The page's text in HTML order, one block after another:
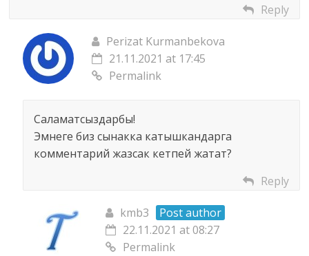
Reply
Perizat Kurmanbekova
21.11.2021 at 17:45
Permalink
Саламатсыздарбы!
Эмнеге биз сынакка катышкандарга
комментарий жазсак кетпей жатат?
Reply
kmb3
Post author
22.11.2021 at 08:27
Permalink